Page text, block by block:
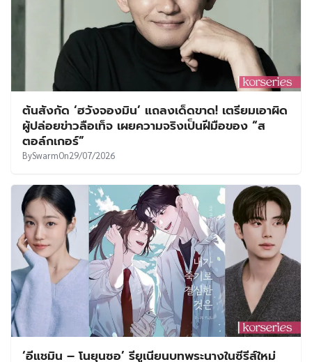
ต้นสังกัด ‘ฮวังจองมิน’ แถลงเด็ดขาด! เตรียมเอาผิด
ผู้ปล่อยข่าวลือเท็จ เผยความจริงเป็นฝีมือของ “ส
ตอล์กเกอร์”
BySwarmOn29/07/2026
‘อีแชมิน – โนยุนซอ’ รียูเนียนบทพระนางในซีรีส์ใหม่